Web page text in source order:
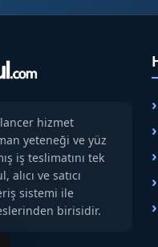
hizmet
yeteneği ve yüz
iş teslimatını tek
ve satıcı
sistemi ile
birisidir.